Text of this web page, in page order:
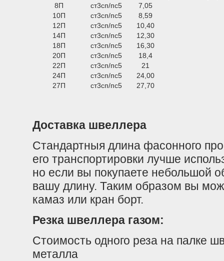
8П
ст3сп/пс5
7,05
10П
ст3сп/пс5
8,59
12П
ст3сп/пс5
10,40
14П
ст3сп/пс5
12,30
18П
ст3сп/пс5
16,30
20П
ст3сп/пс5
18,4
22П
ст3сп/пс5
21
24П
ст3сп/пс5
24,00
27П
ст3сп/пс5 27,70
Доставка швеллера
Стандартныя длина фасонного
его транспортировки лучше
но если вы покупаете небольшой
вашу длину. Таким образом вы
камаз или кран борт.
Резка швеллера газом:
Стоимость одного реза на палке
металла